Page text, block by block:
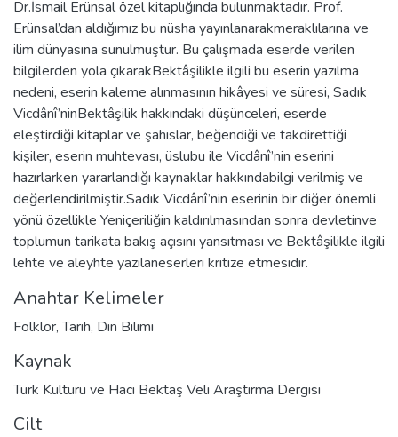
Dr.İsmail Erünsal özel kitaplığında bulunmaktadır. Prof.
Erünsal’dan aldığımız bu nüsha yayınlanarakmeraklılarına ve
ilim dünyasına sunulmuştur. Bu çalışmada eserde verilen
bilgilerden yola çıkarakBektâşilikle ilgili bu eserin yazılma
nedeni, eserin kaleme alınmasının hikâyesi ve süresi, Sadık
Vicdânî’ninBektâşilik hakkındaki düşünceleri, eserde
eleştirdiği kitaplar ve şahıslar, beğendiği ve takdirettiği
kişiler, eserin muhtevası, üslubu ile Vicdânî’nin eserini
hazırlarken yararlandığı kaynaklar hakkındabilgi verilmiş ve
değerlendirilmiştir.Sadık Vicdânî’nin eserinin bir diğer önemli
yönü özellikle Yeniçeriliğin kaldırılmasından sonra devletinve
toplumun tarikata bakış açısını yansıtması ve Bektâşilikle ilgili
lehte ve aleyhte yazılaneserleri kritize etmesidir.
Anahtar Kelimeler
Folklor,Tarih, Din Bilimi
Kaynak
Türk Kültürü ve Hacı Bektaş Veli Araştırma Dergisi
Cilt